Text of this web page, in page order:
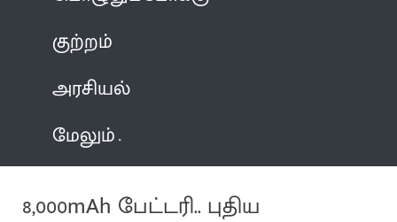
குற்றம்
அரசியல்
மேலும்
8,000mAh பேட்டரி.. புதிய